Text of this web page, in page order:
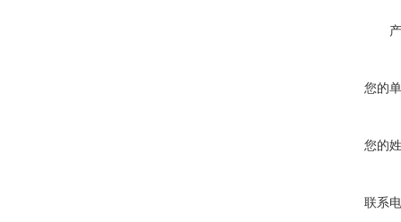
您的
您的
联系